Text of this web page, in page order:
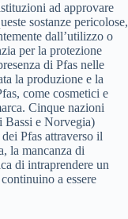
ad approvare
sostanze pericolose,
dall’utilizzo o
per la protezione
di Pfas nelle
la produzione e la
come cosmetici e
Cinque nazioni
Bassi e Norvegia)
Pfas attraverso il
la mancanza di
di intraprendere un
a essere